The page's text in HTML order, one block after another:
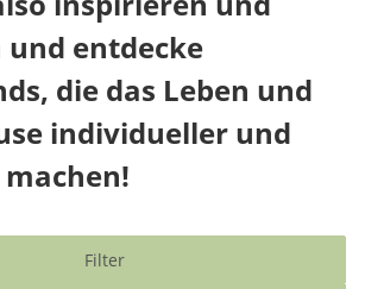
und entdecke
die das Leben und
individueller und
Filter